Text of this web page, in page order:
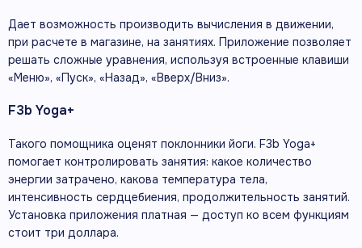
Дает возможность производить вычисления в движении,
при расчете в магазине, на занятиях. Приложение позволяет
решать сложные уравнения, используя встроенные клавиши
«Меню», «Пуск», «Назад», «Вверх/Вниз».
F3b Yoga+
Такого помощника оценят поклонники йоги. F3b Yoga+
помогает контролировать занятия: какое количество
энергии затрачено, какова температура тела,
интенсивность сердцебиения, продолжительность занятий.
Установка приложения платная — доступ ко всем функциям
стоит три доллара.